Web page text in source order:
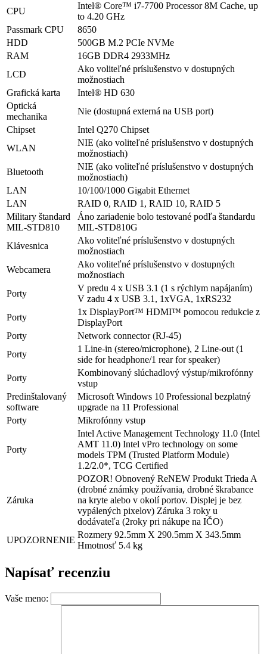
CPU
Intel® Core™ i7-7700 Processor 8M Cache, up
to 4.20 GHz
Passmark CPU
8650
HDD
500GB M.2 PCIe NVMe
RAM
16GB DDR4 2933MHz
LCD
Ako voliteľné príslušenstvo v dostupných
možnostiach
Grafická karta
Intel® HD 630
Optická
mechanika
Nie (dostupná externá na USB port)
Chipset
Intel Q270 Chipset
WLAN
NIE (ako voliteľné príslušenstvo v dostupných
možnostiach)
Bluetooth
NIE (ako voliteľné príslušenstvo v dostupných
možnostiach)
LAN
10/100/1000 Gigabit Ethernet
LAN
RAID 0, RAID 1, RAID 10, RAID 5
Military štandard
MIL-STD810
Áno zariadenie bolo testované podľa štandardu
MIL-STD810G
Klávesnica
Ako voliteľné príslušenstvo v dostupných
možnostiach
Webcamera
Ako voliteľné príslušenstvo v dostupných
možnostiach
Porty
V predu 4 x USB 3.1 (1 s rýchlym napájaním)
V zadu 4 x USB 3.1, 1xVGA, 1xRS232
Porty
1x DisplayPort™ HDMI™ pomocou redukcie z
DisplayPort
Porty
Network connector (RJ-45)
Porty
1 Line-in (stereo/microphone), 2 Line-out (1
side for headphone/1 rear for speaker)
Porty
Kombinovaný slúchadlový výstup/mikrofónny
vstup
Predinštalovaný
software
Microsoft Windows 10 Professional bezplatný
upgrade na 11 Professional
Porty
Mikrofónny vstup
Porty
Intel Active Management Technology 11.0 (Intel
AMT 11.0) Intel vPro technology on some
models TPM (Trusted Platform Module)
1.2/2.0*, TCG Certified
Záruka
POZOR! Obnovený ReNEW Produkt Trieda A
(drobné známky používania, drobné škrabance
na kryte alebo v okolí portov. Displej je bez
vypálených pixelov) Záruka 3 roky u
dodávateľa (2roky pri nákupe na IČO)
UPOZORNENIE
Rozmery 92.5mm X 290.5mm X 343.5mm
Hmotnosť 5.4 kg
Napísať recenziu
Vaše meno: